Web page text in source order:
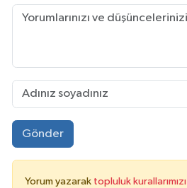
Gönder
Yorum yazarak topluluk kurallarımızı